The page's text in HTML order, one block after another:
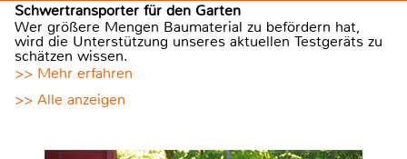
Schwertransporter für den Garten
Wer größere Mengen Baumaterial zu befördern hat,
wird die Unterstützung unseres aktuellen Testgeräts zu
schätzen wissen.
>> Mehr erfahren
>> Alle anzeigen